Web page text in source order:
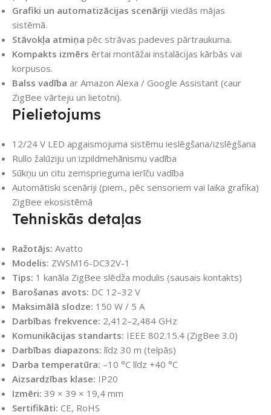
Grafiki un automatizācijas scenāriji viedās mājas
sistēmā.
Stāvokļa atmiņa pēc strāvas padeves pārtraukuma.
Kompakts izmērs ērtai montāžai instalācijas kārbās vai
korpusos.
Balss vadība ar Amazon Alexa / Google Assistant (caur
ZigBee vārteju un lietotni).
Pielietojums
12/24 V LED apgaismojuma sistēmu ieslēgšana/izslēgšana
Rullo žalūziju un izpildmehānismu vadība
Sūkņu un citu zemsprieguma ierīču vadība
Automātiski scenāriji (piem., pēc sensoriem vai laika grafika)
ZigBee ekosistēmā
Tehniskās detaļas
Ražotājs: Avatto
Modelis: ZWSM16-DC32V-1
Tips: 1 kanāla ZigBee slēdža modulis (sausais kontakts)
Barošanas avots: DC 12–32 V
Maksimālā slodze: 150 W / 5 A
Darbības frekvence: 2,412–2,484 GHz
Komunikācijas standarts: IEEE 802.15.4 (ZigBee 3.0)
Darbības diapazons: līdz 30 m (telpās)
Darba temperatūra: –10 °C līdz +40 °C
Aizsardzības klase: IP20
Izmēri: 39 × 39 × 19,4 mm
Sertifikāti: CE, RoHS